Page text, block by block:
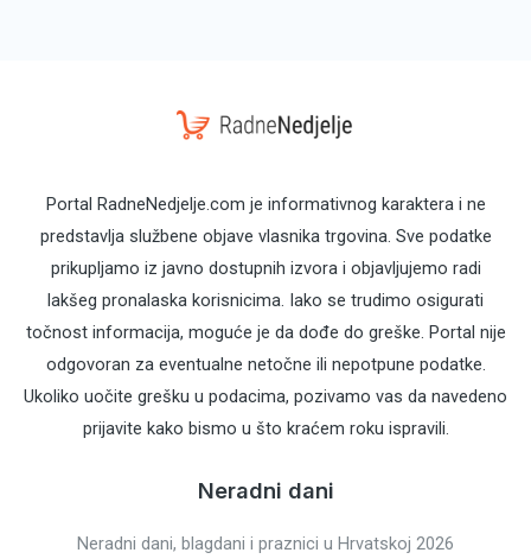
Portal RadneNedjelje.com je informativnog karaktera i ne
predstavlja službene objave vlasnika trgovina. Sve podatke
prikupljamo iz javno dostupnih izvora i objavljujemo radi
lakšeg pronalaska korisnicima. Iako se trudimo osigurati
točnost informacija, moguće je da dođe do greške. Portal nije
odgovoran za eventualne netočne ili nepotpune podatke.
Ukoliko uočite grešku u podacima, pozivamo vas da navedeno
prijavite kako bismo u što kraćem roku ispravili.
Neradni dani
Neradni dani, blagdani i praznici u Hrvatskoj 2026